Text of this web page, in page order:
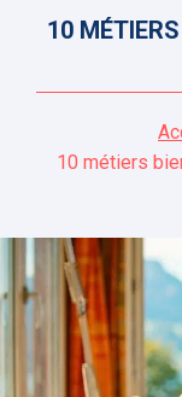
10
10 métiers